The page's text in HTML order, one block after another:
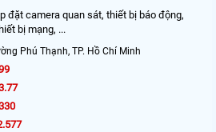
đặt camera quan sát, thiết bị báo động,
bị mạng, ...
Phú Thạnh, TP. Hồ Chí Minh